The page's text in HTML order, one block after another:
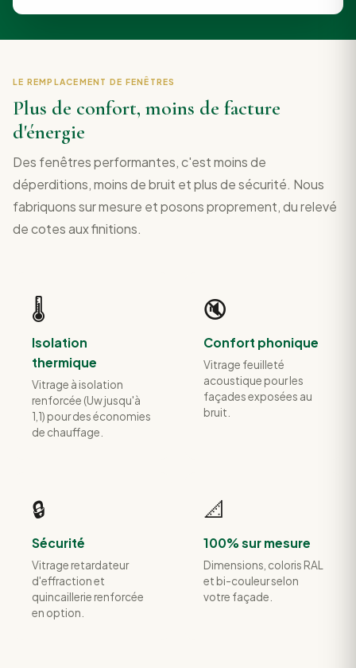
LE REMPLACEMENT DE FENÊTRES
Plus de confort, moins de facture
d'énergie
Des fenêtres performantes, c'est moins de
déperditions, moins de bruit et plus de sécurité. Nous
fabriquons sur mesure et posons proprement, du relevé
de cotes aux finitions.
🌡️
Isolation
thermique
Vitrage à isolation
renforcée (Uw jusqu'à
1,1) pour des économies
de chauffage.
🔇
Confort phonique
Vitrage feuilleté
acoustique pour les
façades exposées au
bruit.
🔒
Sécurité
Vitrage retardateur
d'effraction et
quincaillerie renforcée
en option.
📐
100% sur mesure
Dimensions, coloris RAL
et bi-couleur selon
votre façade.